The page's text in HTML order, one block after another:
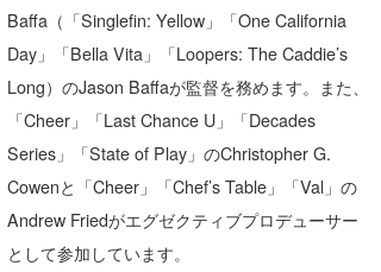
Baffa（「Singlefin: Yellow」「One California
Day」「Bella Vita」「Loopers: The Caddie’s
Long）のJason Baffaが監督を務めます。また、
「Cheer」「Last Chance U」「Decades
Series」「State of Play」のChristopher G.
Cowenと「Cheer」「Chef’s Table」「Val」の
Andrew Friedがエグゼクティブプロデューサー
として参加しています。